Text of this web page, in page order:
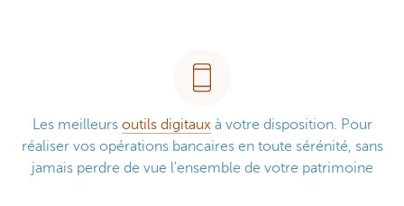
Les meilleurs outils digitauxà votre disposition. Pour
réaliser vos opérations bancaires en toute sérénité, sans
jamais perdre de vue l'ensemble de votre patrimoine